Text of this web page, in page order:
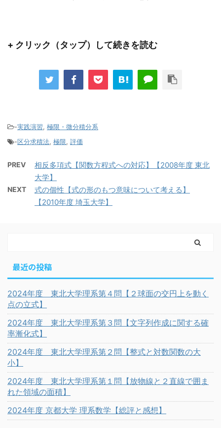
+ クリック（タップ）して続きを読む
-実践演習, 極限・微分積分系
-区分求積法, 極限, 評価
PREV
相反多項式【関数方程式への対応】【2008年度 東北
大学】
NEXT
式の個性【式の形のもつ意味について考える】
【2010年度 埼玉大学】
最近の投稿
2024年度 東北大学理系第４問【２球面の交円上を動く
点の立式】
2024年度 東北大学理系第３問【文字列作成に関する確
率漸化式】
2024年度 東北大学理系第２問【整式と対数関数の大
小】
2024年度 東北大学理系第１問【放物線と２直線で囲ま
れた領域の面積】
2024年度 京都大学 理系数学【総評と感想】